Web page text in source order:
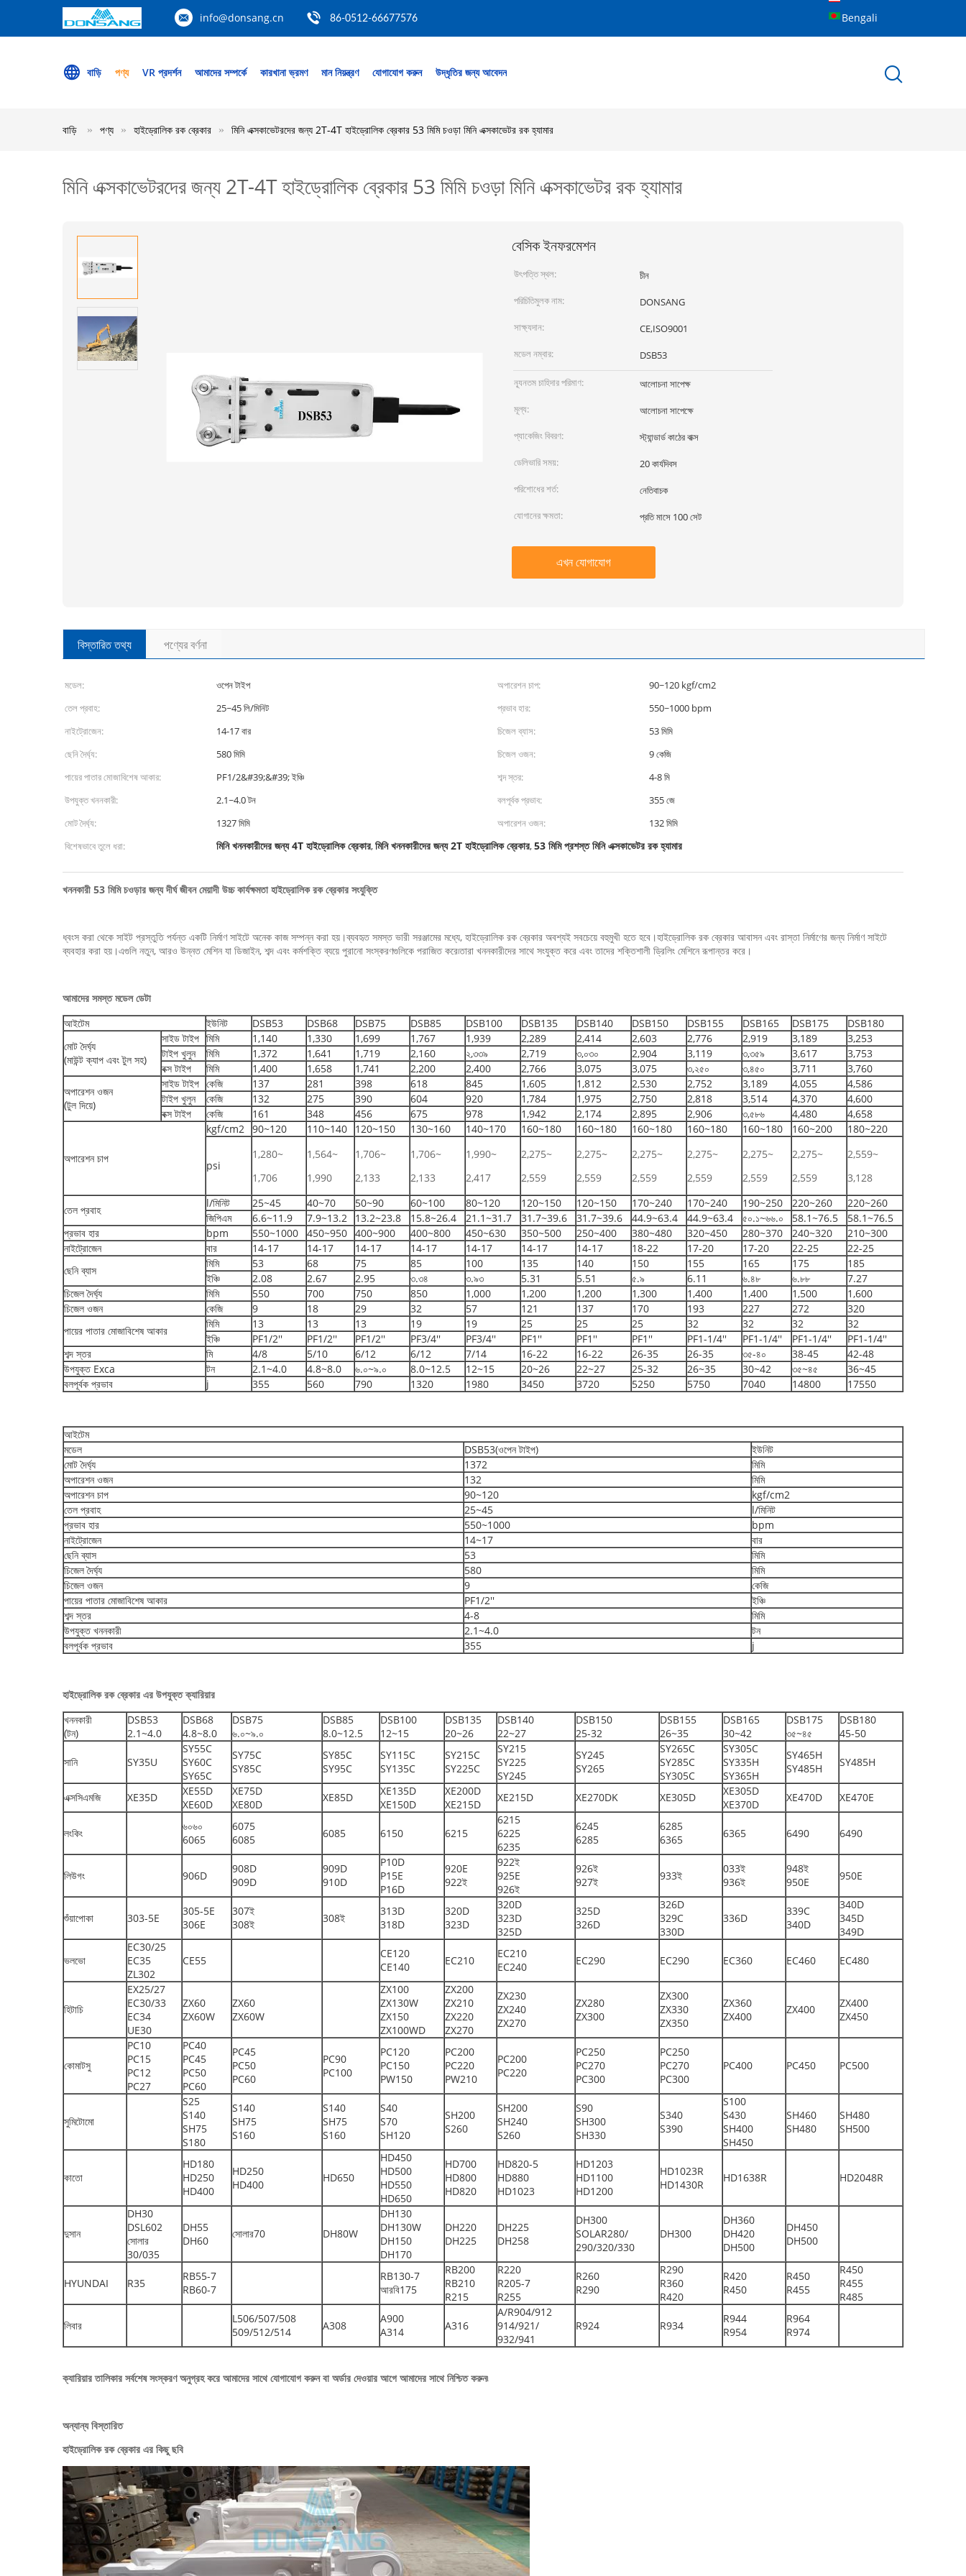
info@donsang.cn 86-0512-66677576 Bengali
বাড়ি পণ্য VR প্রদর্শন আমাদের সম্পর্কে কারখানা ভ্রমণ মান নিয়ন্ত্রণ যোগাযোগ করুন উদ্ধৃতির জন্য আবেদন
বাড়ি পণ্য হাইড্রোলিক রক ব্রেকার মিনি এক্সকাভেটরদের জন্য 2T-4T হাইড্রোলিক ব্রেকার 53 মিমি চওড়া মিনি এক্সকাভেটর রক হ্যামার
মিনি এক্সকাভেটরদের জন্য 2T-4T হাইড্রোলিক ব্রেকার 53 মিমি চওড়া মিনি এক্সকাভেটর রক হ্যামার
বেসিক ইনফরমেশন
উৎপত্তি স্থল:
চীন
পরিচিতিমুলক নাম:
DONSANG
সাক্ষ্যদান:
CE,ISO9001
মডেল নম্বার:
DSB53
ন্যূনতম চাহিদার পরিমাণ:
আলোচনা সাপেক্ষ
মূল্য:
আলোচনা সাপেক্ষে
প্যাকেজিং বিবরণ:
স্ট্যান্ডার্ড কাঠের বাক্স
ডেলিভারি সময়:
20 কার্যদিবস
পরিশোধের শর্ত:
নেতিবাচক
যোগানের ক্ষমতা:
প্রতি মাসে 100 সেট
এখন যোগাযোগ
বিস্তারিত তথ্য পণ্যের বর্ণনা
মডেল: ওপেন টাইপ অপারেশন চাপ:
90~120 kgf/cm2
তেল প্রবাহ:
25~45 লি/মিনিট প্রভাব হার:
550~1000 bpm
নাইট্রোজেন:
14-17 বার চিজেল ব্যাস:
53 মিমি
ছেনি দৈর্ঘ্য:
580 মিমি চিজেল ওজন:
9 কেজি
পায়ের পাতার মোজাবিশেষ আকার:
PF1/2&#39;&#39; ইঞ্চি শব্দ স্তর:
4-8 মি
উপযুক্ত খননকারী:
2.1~4.0 টন বলপূর্বক প্রভাব:
355 জে
মোট দৈর্ঘ্য:
1327 মিমি অপারেশন ওজন:
132 মিমি
বিশেষভাবে তুলে ধরা:
মিনি খননকারীদের জন্য 4T হাইড্রোলিক ব্রেকার,মিনি খননকারীদের জন্য 2T হাইড্রোলিক ব্রেকার,53 মিমি প্রশস্ত মিনি এক্সকাভেটর রক হ্যামার
খননকারী 53 মিমি চওড়ার জন্য দীর্ঘ জীবন মেয়াদী উচ্চ কার্যক্ষমতা হাইড্রোলিক রক ব্রেকার সংযুক্তি
ধ্বংস করা থেকে সাইট প্রস্তুতি পর্যন্ত একটি নির্মাণ সাইটে অনেক কাজ সম্পন্ন করা হয়।ব্যবহৃত সমস্ত ভারী সরঞ্জামের মধ্যে, হাইড্রোলিক রক ব্রেকার অবশ্যই সবচেয়ে বহুমুখী হতে হবে।হাইড্রোলিক রক ব্রেকার আবাসন এবং রাস্তা নির্মাণের জন্য নির্মাণ সাইটে
ব্যবহার করা হয়।এগুলি নতুন, আরও উন্নত মেশিন যা ডিজাইন, শব্দ এবং কর্মশক্তি ব্যয়ে পুরানো সংস্করণগুলিকে পরাজিত করে৷তারা খননকারীদের সাথে সংযুক্ত করে এবং তাদের শক্তিশালী ড্রিলিং মেশিনে রূপান্তর করে।
আমাদের সমস্ত মডেল ডেটা
আইটেম
ইউনিট DSB53 DSB68 DSB75 DSB85 DSB100 DSB135 DSB140 DSB150 DSB155 DSB165 DSB175
DSB180
মোট দৈর্ঘ্য
(মাউন্ট ক্যাপ এবং টুল সহ)
সাইড টাইপ মিমি 1,140 1,330 1,699 1,767 1,939 2,289 2,414 2,603 2,776 2,919 3,189
3,253
টাইপ খুলুন
মিমি 1,372 1,641 1,719 2,160 ২,৩৩৯ 2,719 ৩,০৩০ 2,904 3,119 ৩,৩৫৯ 3,617
3,753
বক্স টাইপ
মিমি 1,400 1,658 1,741 2,200 2,400 2,766 3,075 3,075 ৩,২৫০ ৩,৪৫০ 3,711
3,760
অপারেশন ওজন
(টুল দিয়ে)
সাইড টাইপ কেজি 137 281 398 618 845 1,605 1,812 2,530 2,752 3,189 4,055
4,586
টাইপ খুলুন
কেজি 132 275 390 604 920 1,784 1,975 2,750 2,818 3,514 4,370
4,600
বক্স টাইপ
কেজি 161 348 456 675 978 1,942 2,174 2,895 2,906 ৩,৫৮৬ 4,480 4,658
অপারেশন চাপ
kgf/cm2 90~120 110~140 120~150 130~160 140~170 160~180 160~180 160~180 160~180 160~180 160~200 180~220
psi
1,280~
1,706
1,564~
1,990
1,706~
2,133
1,706~
2,133
1,990~
2,417
2,275~
2,559
2,275~
2,559
2,275~
2,559
2,275~
2,559
2,275~
2,559
2,275~
2,559
2,559~
3,128
তেল প্রবাহ
l/মিনিট 25~45 40~70 50~90 60~100 80~120 120~150 120~150 170~240 170~240 190~250 220~260
220~260
জিপিএম
6.6~11.9 7.9~13.2 13.2~23.8 15.8~26.4 21.1~31.7 31.7~39.6 31.7~39.6 44.9~63.4 44.9~63.4 ৫০.১~৬৬.০ 58.1~76.5
58.1~76.5
প্রভাব হার
bpm 550~1000 450~950 400~900 400~800 450~630 350~500 250~400 380~480 320~450 280~370 240~320
210~300
নাইট্রোজেন
বার 14-17 14-17 14-17 14-17 14-17 14-17 14-17 18-22 17-20 17-20 22-25
22-25
ছেনি ব্যাস
মিমি 53 68 75 85 100 135 140 150 155 165 175
185
ইঞ্চি
2.08 2.67 2.95 ৩.৩৪ ৩.৯৩ 5.31 5.51 ৫.৯ 6.11 ৬.৪৮ ৬.৮৮
7.27
চিজেল দৈর্ঘ্য
মিমি 550 700 750 850 1,000 1,200 1,200 1,300 1,400 1,400 1,500
1,600
চিজেল ওজন
কেজি 9 18 29 32 57 121 137 170 193 227 272
320
পায়ের পাতার মোজাবিশেষ আকার
মিমি 13 13 13 19 19 25 25 25 32 32 32
32
ইঞ্চি
PF1/2'' PF1/2'' PF1/2'' PF3/4'' PF3/4'' PF1'' PF1'' PF1'' PF1-1/4'' PF1-1/4'' PF1-1/4''
PF1-1/4''
শব্দ স্তর
মি 4/8 5/10 6/12 6/12 7/14 16-22 16-22 26-35 26-35 ৩৫-৪০ 38-45
42-48
উপযুক্ত Exca
টন 2.1~4.0 4.8~8.0 ৬.০~৯.০ 8.0~12.5 12~15 20~26 22~27 25-32 26~35 30~42 ৩৫~৪৫
36~45
বলপূর্বক প্রভাব
j 355 560 790 1320 1980 3450 3720 5250 5750 7040 14800 17550
আইটেম
মডেল
DSB53(ওপেন টাইপ)
ইউনিট
মোট দৈর্ঘ্য
1372
মিমি
অপারেশন ওজন
132
মিমি
অপারেশন চাপ
90~120
kgf/cm2
তেল প্রবাহ
25~45
l/মিনিট
প্রভাব হার
550~1000
bpm
নাইট্রোজেন
14~17
বার
ছেনি ব্যাস
53
মিমি
চিজেল দৈর্ঘ্য
580
মিমি
চিজেল ওজন
9
কেজি
পায়ের পাতার মোজাবিশেষ আকার
PF1/2''
ইঞ্চি
শব্দ স্তর
4-8
মিমি
উপযুক্ত খননকারী
2.1~4.0
টন
বলপূর্বক প্রভাব
355 j
হাইড্রোলিক রক ব্রেকার এর উপযুক্ত ক্যারিয়ার
খননকারী
(টন)
DSB53
2.1~4.0
DSB68
4.8~8.0
DSB75
৬.০~৯.০
DSB85
8.0~12.5
DSB100
12~15
DSB135
20~26
DSB140
22~27
DSB150
25-32
DSB155
26~35
DSB165
30~42
DSB175
৩৫~৪৫
DSB180
45-50
সানি SY35U
SY55C
SY60C
SY65C
SY75C
SY85C
SY85C
SY95C
SY115C
SY135C
SY215C
SY225C
SY215
SY225
SY245
SY245
SY265
SY265C
SY285C
SY305C
SY305C
SY335H
SY365H
SY465H
SY485H
SY485H
এক্সসিএমজি XE35D
XE55D
XE60D
XE75D
XE80D
XE85D
XE135D
XE150D
XE200D
XE215D
XE215D XE270DK XE305D
XE305D
XE370D
XE470D XE470E
লংকিং
৬০৬০
6065
6075
6085
6085 6150 6215
6215
6225
6235
6245
6285
6285
6365
6365 6490 6490
লিউগং 906D
908D
909D
909D
910D
P10D
P15E
P16D
920E
922ই
922ই
925E
926ই
926ই
927ই
933ই
033ই
936ই
948ই
950E
950E
শুঁয়াপোকা 303-5E
305-5E
306E
307ই
308ই
308ই
313D
318D
320D
323D
320D
323D
325D
325D
326D
326D
329C
330D
336D
339C
340D
340D
345D
349D
ভলভো
EC30/25
EC35
ZL302
CE55
CE120
CE140
EC210
EC210
EC240
EC290 EC290 EC360 EC460 EC480
হিটাচি
EX25/27
EC30/33
EC34
UE30
ZX60
ZX60W
ZX60
ZX60W
ZX100
ZX130W
ZX150
ZX100WD
ZX200
ZX210
ZX220
ZX270
ZX230
ZX240
ZX270
ZX280
ZX300
ZX300
ZX330
ZX350
ZX360
ZX400
ZX400
ZX400
ZX450
কোমাটসু
PC10
PC15
PC12
PC27
PC40
PC45
PC50
PC60
PC45
PC50
PC60
PC90
PC100
PC120
PC150
PW150
PC200
PC220
PW210
PC200
PC220
PC250
PC270
PC300
PC250
PC270
PC300
PC400 PC450 PC500
সুমিটোমো
S25
S140
SH75
S180
S140
SH75
S160
S140
SH75
S160
S40
S70
SH120
SH200
S260
SH200
SH240
S260
S90
SH300
SH330
S340
S390
S100
S430
SH400
SH450
SH460
SH480
SH480
SH500
কাতো
HD180
HD250
HD400
HD250
HD400
HD650
HD450
HD500
HD550
HD650
HD700
HD800
HD820
HD820-5
HD880
HD1023
HD1203
HD1100
HD1200
HD1023R
HD1430R
HD1638R HD2048R
দুসান
DH30
DSL602
সোলার
30/035
DH55
DH60
সোলার70 DH80W
DH130
DH130W
DH150
DH170
DH220
DH225
DH225
DH258
DH300
SOLAR280/
290/320/330
DH300
DH360
DH420
DH500
DH450
DH500
HYUNDAI R35
RB55-7
RB60-7
RB130-7
আরবি175
RB200
RB210
R215
R220
R205-7
R255
R260
R290
R290
R360
R420
R420
R450
R450
R455
R450
R455
R485
লিবার
L506/507/508
509/512/514
A308
A900
A314
A316
A/R904/912
914/921/
932/941
R924 R934
R944
R954
R964
R974
ক্যারিয়ার তালিকার সর্বশেষ সংস্করণ অনুগ্রহ করে আমাদের সাথে যোগাযোগ করুন বা অর্ডার দেওয়ার আগে আমাদের সাথে নিশ্চিত করুন৷
অন্যান্য বিস্তারিত
হাইড্রোলিক রক ব্রেকার এর কিছু ছবি